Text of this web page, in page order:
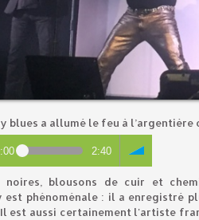
blues a allumé le feu à l’argentière
2:40
noires, blousons de cuir et
est phénoménale : il a enregistré
est aussi certainement l'artiste